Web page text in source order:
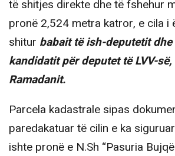
të shitjes direkte dhe të fshehur
pronë 2,524 metra katror, e cila i
shitur babait të ish-deputetit
kandidatit për deputet të LVV-
Ramadanit.
Parcela kadastrale sipas
paredakatuar të cilin e ka
ishte pronë e N.Sh “Pasuria